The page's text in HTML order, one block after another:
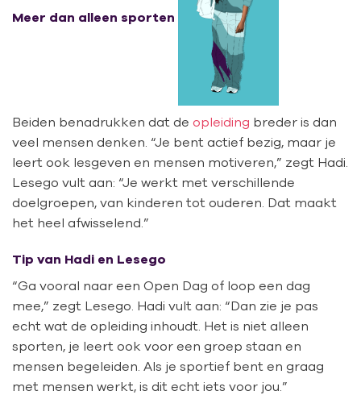
Meer dan alleen sporten
Beiden benadrukken dat de opleiding breder is dan
veel mensen denken. “Je bent actief bezig, maar je
leert ook lesgeven en mensen motiveren,” zegt Hadi.
Lesego vult aan: “Je werkt met verschillende
doelgroepen, van kinderen tot ouderen. Dat maakt
het heel afwisselend.”
Tip van Hadi en Lesego
“Ga vooral naar een Open Dag of loop een dag
mee,” zegt Lesego. Hadi vult aan: “Dan zie je pas
echt wat de opleiding inhoudt. Het is niet alleen
sporten, je leert ook voor een groep staan en
mensen begeleiden. Als je sportief bent en graag
met mensen werkt, is dit echt iets voor jou.”